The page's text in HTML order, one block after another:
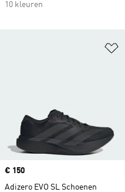
10 kleuren
Price
€ 150
Adizero EVO SL Schoenen